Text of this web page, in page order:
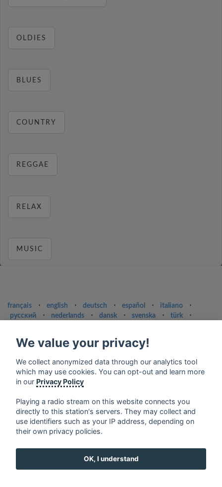
OLDIES
BLUES
COUNTRY
REGGAE
RELAX
MUSIC
français ⋅ english ⋅ deutsch ⋅ español ⋅ italiano
⋅
русский
⋅ nederlands ⋅ dansk ⋅ svenska ⋅ türk
⋅
Contact us: contact@my-radios.com
Terms of service
Privacy Policy
We value your privacy!
We collect anonymized data through our analytics tool
which may use cookies. You can opt-out and learn more
in our Privacy Policy
Playing a radio stream on this website connects you
directly to this station's servers. They may collect and
use identifiers such as your IP address, depending on
their own privacy policies.
OK, I understand